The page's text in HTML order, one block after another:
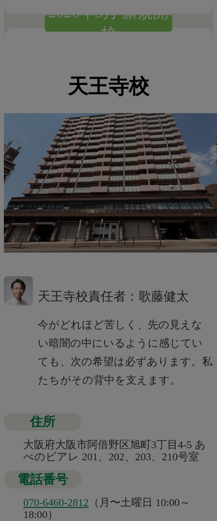
2026年3月 新規開
校
天王寺校
天王寺校責任者：歌藤健太
今がどれほど苦しく、先の見えな
い暗闇の中にいるように感じてい
ても、次の希望は必ずあります。私
たちがその背中を支えます。
住所
大阪府大阪市阿倍野区旭町3丁目4-5 あ
べのビアレ 201、202、203、210号室
電話番号
070-6460-2812 （月〜土曜日 10:00～
18:00）